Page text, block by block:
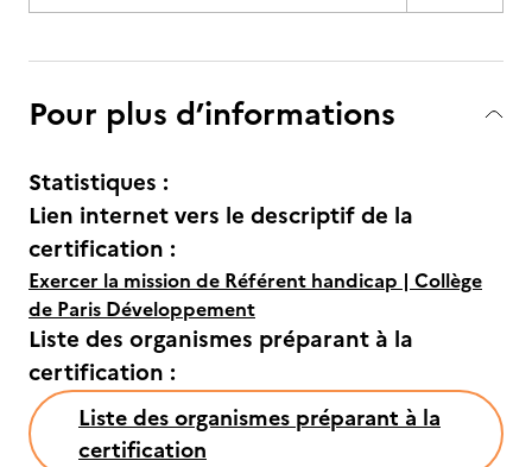
Pour plus d’informations
Statistiques :
Lien internet vers le descriptif de la
certification :
Exercer la mission de Référent handicap | Collège
de Paris Développement
Liste des organismes préparant à la
certification :
Liste des organismes préparant à la
certification